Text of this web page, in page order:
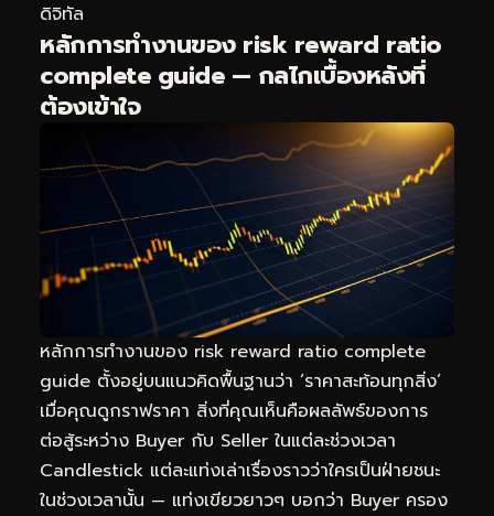
ดิจิทัล
หลักการทำงานของ risk reward ratio
complete guide — กลไกเบื้องหลังที่
ต้องเข้าใจ
หลักการทำงานของ risk reward ratio complete
guide ตั้งอยู่บนแนวคิดพื้นฐานว่า ‘ราคาสะท้อนทุกสิ่ง’
เมื่อคุณดูกราฟราคา สิ่งที่คุณเห็นคือผลลัพธ์ของการ
ต่อสู้ระหว่าง Buyer กับ Seller ในแต่ละช่วงเวลา
Candlestick แต่ละแท่งเล่าเรื่องราวว่าใครเป็นฝ่ายชนะ
ในช่วงเวลานั้น — แท่งเขียวยาวๆ บอกว่า Buyer ครอง